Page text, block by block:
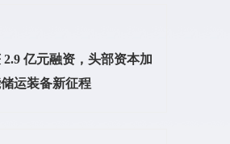
2.9 亿元融资，头部资本加
运装备新征程